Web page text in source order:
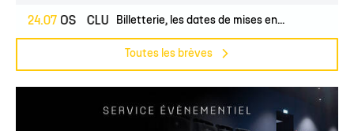
24.07
PROS CLUB Billetterie, les dates de mises en...
Toutes les brèves